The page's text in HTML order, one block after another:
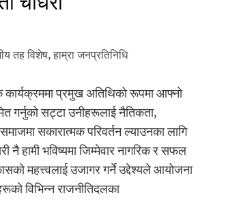
तह विशेष, हाम्रा जनप्रतिनिधि
कार्यक्रममा प्रमुख अतिथिको रूपमा आफ्नो
गर्नुको सट्टा उनीहरूलाई नैतिकता,
सकारात्मक परिवर्तन ल्याउनका लागि
नै हामी भविष्यमा जिम्मेवार नागरिक र सफल
महत्त्वलाई उजागर गर्ने उद्देश्यले आयोजना
विभिन्न राजनीतिदलका